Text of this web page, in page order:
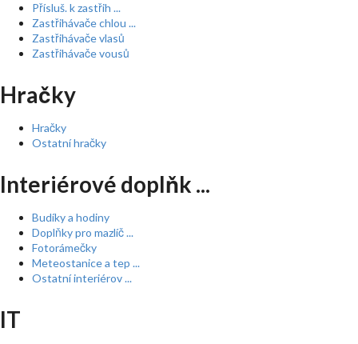
Přísluš. k zastřih ...
Zastřihávače chlou ...
Zastřihávače vlasů
Zastřihávače vousů
Hračky
Hračky
Ostatní hračky
Interiérové doplňk ...
Budíky a hodiny
Doplňky pro mazlíč ...
Fotorámečky
Meteostanice a tep ...
Ostatní interiérov ...
IT